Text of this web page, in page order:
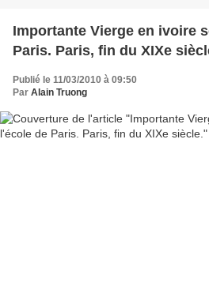
Importante Vierge en ivoire
Paris. Paris, fin du XIXe
Publié le 11/03/2010 à 09:50
Par Alain Truong